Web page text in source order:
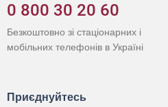
0 800 30 20 60
Безкоштовно зі стаціонарних і
мобільних телефонів в Україні
Приєднуйтесь